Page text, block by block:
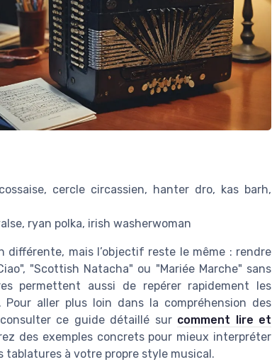
cercle circassien, hanter dro, kas barh,
ryan polka, irish washerwoman
mais l’objectif reste le même : rendre
"Scottish Natacha" ou "Mariée Marche" sans
permettent aussi de repérer rapidement les
aller plus loin dans la compréhension des
ce guide détaillé sur comment lire et
des exemples concrets pour mieux interpréter
tablatures à votre propre style musical.